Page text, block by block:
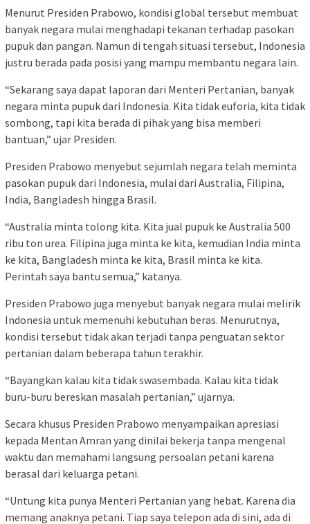
Menurut Presiden Prabowo, kondisi global tersebut membuat
banyak negara mulai menghadapi tekanan terhadap pasokan
pupuk dan pangan. Namun di tengah situasi tersebut, Indonesia
justru berada pada posisi yang mampu membantu negara lain.
“Sekarang saya dapat laporan dari Menteri Pertanian, banyak
negara minta pupuk dari Indonesia. Kita tidak euforia, kita tidak
sombong, tapi kita berada di pihak yang bisa memberi
bantuan,” ujar Presiden.
Presiden Prabowo menyebut sejumlah negara telah meminta
pasokan pupuk dari Indonesia, mulai dari Australia, Filipina,
India, Bangladesh hingga Brasil.
“Australia minta tolong kita. Kita jual pupuk ke Australia 500
ribu ton urea. Filipina juga minta ke kita, kemudian India minta
ke kita, Bangladesh minta ke kita, Brasil minta ke kita.
Perintah saya bantu semua,” katanya.
Presiden Prabowo juga menyebut banyak negara mulai melirik
Indonesia untuk memenuhi kebutuhan beras. Menurutnya,
kondisi tersebut tidak akan terjadi tanpa penguatan sektor
pertanian dalam beberapa tahun terakhir.
“Bayangkan kalau kita tidak swasembada. Kalau kita tidak
buru-buru bereskan masalah pertanian,” ujarnya.
Secara khusus Presiden Prabowo menyampaikan apresiasi
kepada Mentan Amran yang dinilai bekerja tanpa mengenal
waktu dan memahami langsung persoalan petani karena
berasal dari keluarga petani.
“Untung kita punya Menteri Pertanian yang hebat. Karena dia
memang anaknya petani. Tiap saya telepon ada di sini, ada di